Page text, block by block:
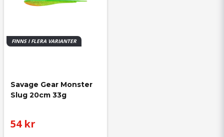
FINNS I FLERA VARIANTER
Savage Gear Monster
Slug 20cm 33g
54 kr